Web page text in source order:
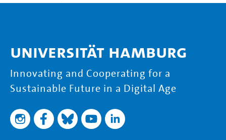
Universität Hamburg
Innovating and Cooperating for a
Sustainable Future in a Digital Age